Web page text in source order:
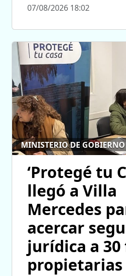
07/08/2026 18:02
MINISTERIO DE GOBIERNO
‘Protegé tu
llegó a Villa
Mercedes
acercar
jurídica a
propietarias